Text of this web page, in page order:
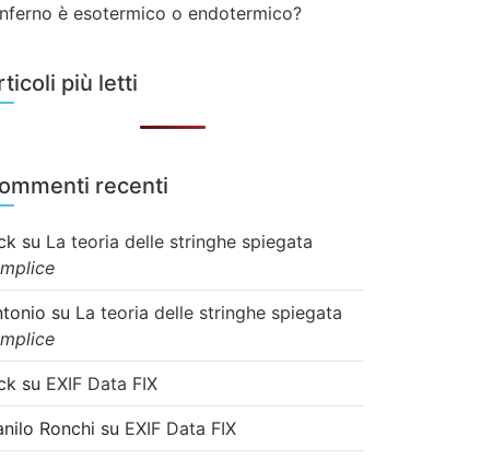
è esotermico o endotermico?
più letti
recenti
su La teoria delle stringhe spiegata
su La teoria delle stringhe spiegata
su EXIF Data FIX
Ronchi su EXIF Data FIX